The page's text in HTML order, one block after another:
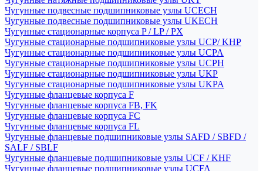
Чугунные подвесные подшипниковые узлы UCECH
Чугунные подвесные подшипниковые узлы UKECH
Чугунные стационарные корпуса P / LP / PX
Чугунные стационарные подшипниковые узлы UCP/ KHP
Чугунные стационарные подшипниковые узлы UCPA
Чугунные стационарные подшипниковые узлы UCPH
Чугунные стационарные подшипниковые узлы UKP
Чугунные стационарные подшипниковые узлы UKPA
Чугунные фланцевые корпуса F
Чугунные фланцевые корпуса FB, FK
Чугунные фланцевые корпуса FC
Чугунные фланцевые корпуса FL
Чугунные фланцевые подшипниковые узлы SAFD / SBFD /
SALF / SBLF
Чугунные фланцевые подшипниковые узлы UCF / KHF
Чугунные фланцевые подшипниковые узлы UCFA